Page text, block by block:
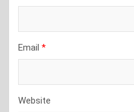
Email *
Website